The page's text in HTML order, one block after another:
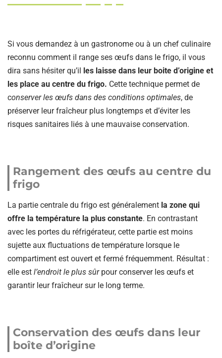
Si vous demandez à un gastronome ou à un chef culinaire
reconnu comment il range ses œufs dans le frigo, il vous
dira sans hésiter qu’il
les laisse dans leur boite d’origine et
les place au centre du frigo. Cette technique permet de
conserver les œufs dans des conditions optimales, de
préserver leur fraîcheur plus longtemps et d’éviter les
risques sanitaires liés à une mauvaise conservation.
Rangement des œufs au centre du
frigo
La partie centrale du frigo est généralement la zone qui
offre la température la plus constante. En contrastant
avec les portes du réfrigérateur, cette partie est moins
sujette aux fluctuations de température lorsque le
compartiment est ouvert et fermé fréquemment. Résultat :
elle est l’endroit le plus sûrpour conserver les œufs et
garantir leur fraîcheur sur le long terme.
Conservation des œufs dans leur
boîte d’origine